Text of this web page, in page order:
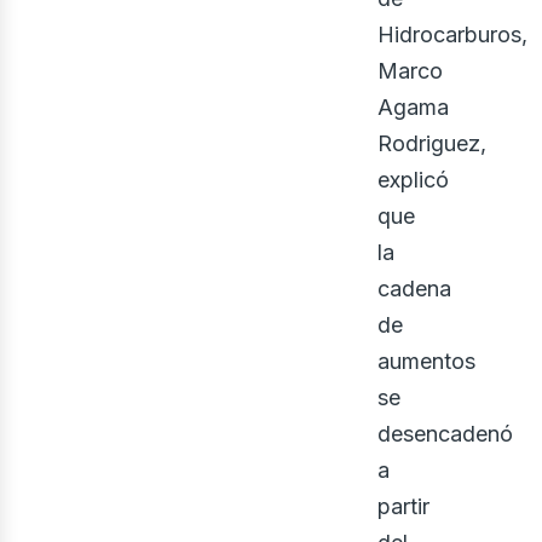
Hidrocarburos,
Marco
Agama
Rodriguez,
explicó
que
la
cadena
de
aumentos
se
desencadenó
a
partir